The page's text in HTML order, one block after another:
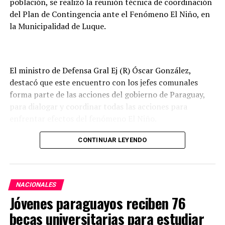
municipales en esta materia.
En tanto que los pagos realizados a la ANDE
buscan mejorar la calidad y cobertura del servicio
eléctrico en todo el territorio nacional.
del Plan de Contingencia ante el Fenómeno El Niño, en
la Municipalidad de Luque.
El ministro de Defensa Gral Ej (R) Óscar González,
destacó que este encuentro con los jefes comunales
forma parte de las acciones del gobierno de Paraguay,
para dialogar y coordinar todas las acciones para
Remarcó que informaron a los intendentes municipales
las Fuerzas Armadas de la Nación están prestos para
ayudar para que la población no sienta el rigor del
fenómeno climático tan fuertemente.
Expresó “no ocultamos que la gente va sufrir los
CONTINUAR LEYENDO
NACIONALES
Jóvenes paraguayos reciben 76
becas universitarias para estudiar